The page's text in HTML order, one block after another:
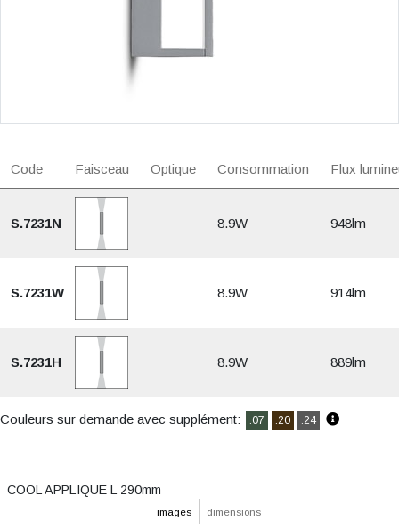
Code Faisceau Optique Consommation Flux
S.7231N 8.9W 948lm
S.7231W 8.9W 914lm
S.7231H 8.9W 889lm
Couleurs sur demande avec supplément: .07 .20 .24
images dimensions
COOL APPLIQUE L 290mm